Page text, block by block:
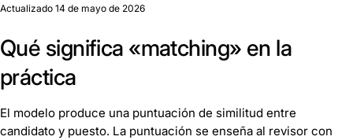
Actualizado 14 de mayo de 2026
Qué significa «matching» en la
práctica
El modelo produce una puntuación de similitud entre
candidato y puesto. La puntuación se enseña al revisor con